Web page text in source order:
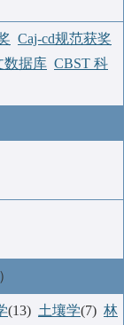
Caj-cd规范获奖
数据库 CBST 科
(13) 土壤学(7) 林